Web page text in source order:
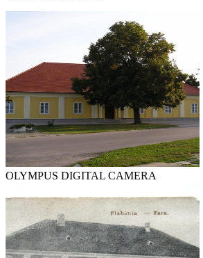
OLYMPUS DIGITAL CAMERA